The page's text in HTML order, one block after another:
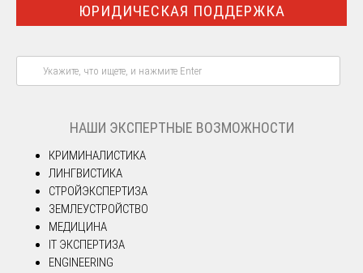
ЮРИДИЧЕСКАЯ ПОДДЕРЖКА
НАШИ ЭКСПЕРТНЫЕ ВОЗМОЖНОСТИ
КРИМИНАЛИСТИКА
ЛИНГВИСТИКА
СТРОЙЭКСПЕРТИЗА
ЗЕМЛЕУСТРОЙСТВО
МЕДИЦИНА
IT ЭКСПЕРТИЗА
ENGINEERING